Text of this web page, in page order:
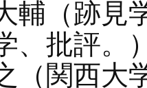
（跡見
、批評。
関西大